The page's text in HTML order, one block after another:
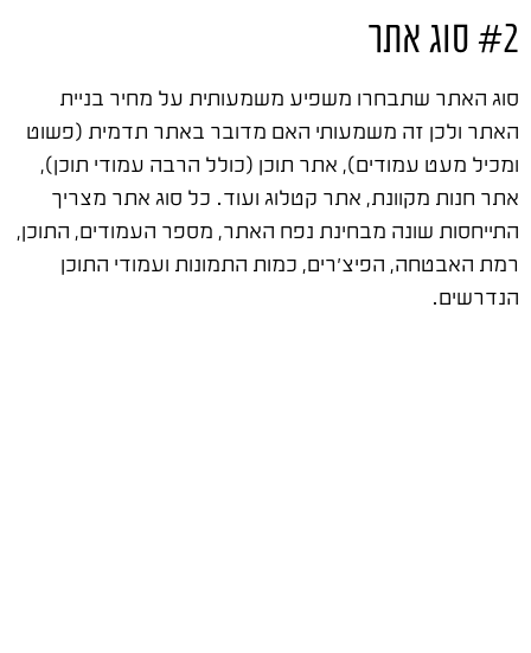
#2 סוג אתר
סוג האתר שתבחרו משפיע משמעותית על מחיר בניית
האתר ולכן זה משמעותי האם מדובר באתר תדמית (פשוט
ומכיל מעט עמודים), אתר תוכן (כולל הרבה עמודי תוכן),
אתר חנות מקוונת, אתר קטלוג ועוד. כל סוג אתר מצריך
התייחסות שונה מבחינת נפח האתר, מספר העמודים, התוכן,
רמת האבטחה, הפיצ'רים, כמות התמונות ועמודי התוכן
הנדרשים.